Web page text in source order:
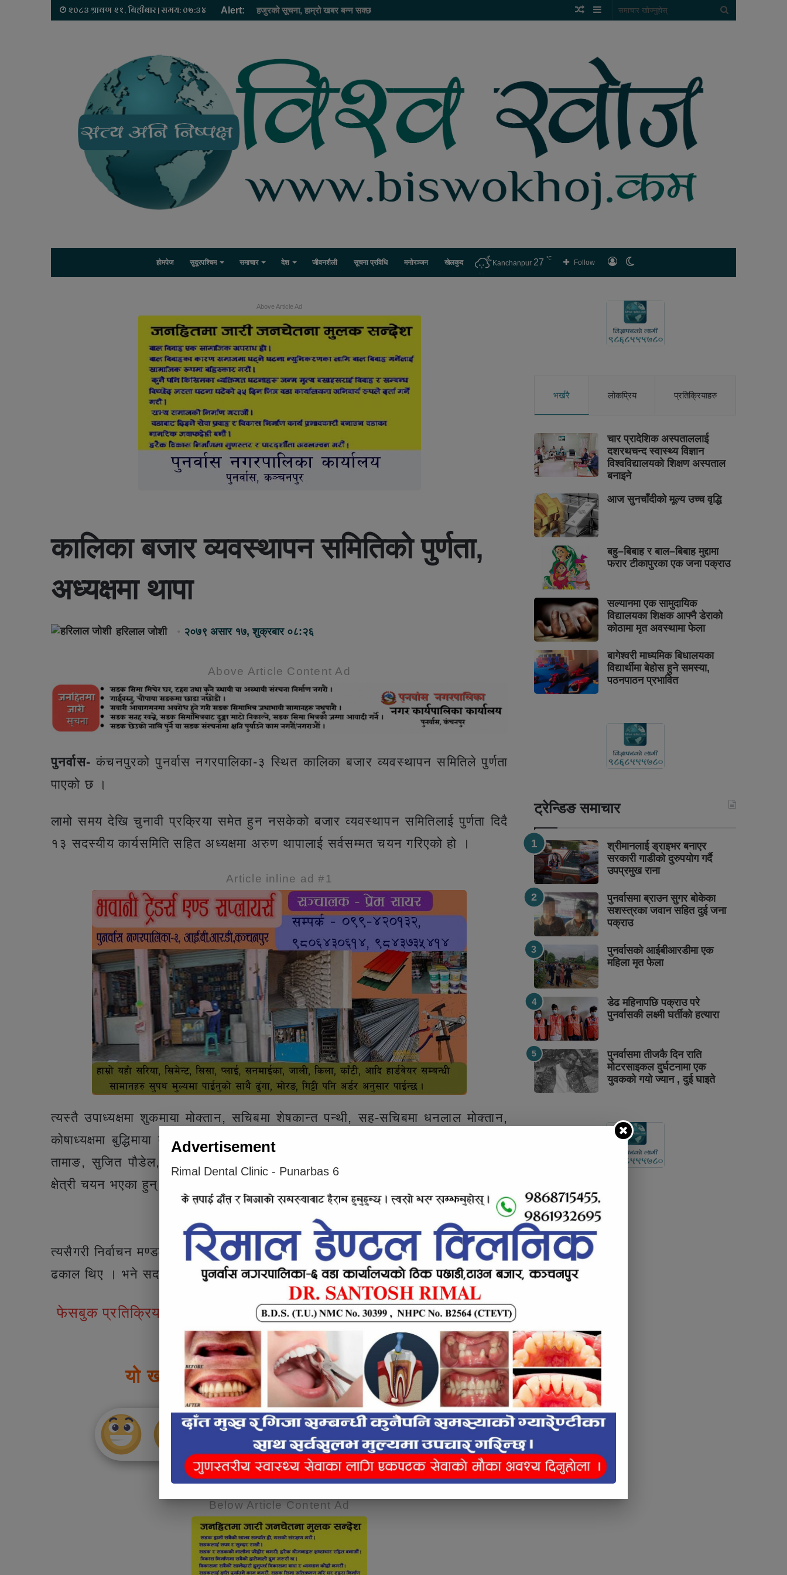
२०८३ श्रावण २१, बिहीबार | समय: ०७:३४ Alert: हजुरको सूचना, हाम्रो खबर बन्न सक्छ Sidebar
Random
होमपेज सुदूरपश्चिम समाचार देश जीवनशैली सूचना प्रविधि मनोरञ्जन खेलकुद लगइन
Follow
Kanchanpur 27 ℃
Above Article Ad
कालिका बजार व्यवस्थापन समितिको पुर्णता,
अध्यक्षमा थापा
हरिलाल जोशी २०७९ असार १७, शुक्रबार ०८:२६
Above Article Content Ad
पुनर्वास- कंचनपुरको पुनर्वास नगरपालिका-३ स्थित कालिका बजार व्यवस्थापन समितिले पुर्णता
पाएको छ ।
लामो समय देखि चुनावी प्रक्रिया समेत हुन नसकेको बजार व्यवस्थापन समितिलाई पुर्णता दिदै
१३ सदस्यीय कार्यसमिति सहित अध्यक्षमा अरुण थापालाई सर्वसम्मत चयन गरिएको हो ।
Article inline ad #1
त्यस्तै उपाध्यक्षमा शुकमाया मोक्तान, सचिबमा शेषकान्त पन्थी, सह-सचिबमा धनलाल मोक्तान,
कोषाध्यक्षमा बुद्धिमाया तामाङ चयन भएका छन् । भने सदस्यहरूमा सरोज पौडेल, रामबहादुर
तामाङ, सुजित पौडेल, कृष्णबहादुर तामाङ, नबिन जैरु, आशिष क्षेत्री, भिम पौडेल र सन्जय
क्षेत्री चयन भएका हुन् ।
Article inline ad #2
त्यसैगरी निर्वाचन मण्डलमा तीन सदस्यीय समिति तय गरिएको थियो । जसमा संयोजक बालकृष्ण
ढकाल थिए । भने सदस्यहरुमा छबिलाल खनिया र सेते बिकलाई जिम्मेवारी दिएको थियो ।
फेसबुक प्रतिक्रियाहरु
यो खबर पढेर तपाईलाई कस्तो महसुस भयो ?
Below Article Content Ad
भर्खरै लोकप्रिय प्रतिक्रियाहरु
चार प्रादेशिक अस्पताललाई
दशरथचन्द स्वास्थ्य विज्ञान
विश्वविद्यालयको शिक्षण अस्पताल
बनाइने
आज सुनचाँदीको मूल्य उच्च वृद्धि
बहु–बिबाह र बाल–बिबाह मुद्दामा
फरार टीकापुरका एक जना पक्राउ
सल्यानमा एक सामुदायिक
विद्यालयका शिक्षक आफ्नै डेराको
कोठामा मृत अवस्थामा फेला
बागेश्वरी माध्यमिक बिधालयका
विद्यार्थीमा बेहोस हुने समस्या,
पठनपाठन प्रभावित
ट्रेन्डिङ समाचार
श्रीमानलाई ड्राइभर बनाएर
सरकारी गाडीको दुरुपयोग गर्दै
उपप्रमुख राना
पुनर्वासमा ब्राउन सुगर बोकेका
सशस्त्रका जवान सहित दुई जना
पक्राउ
पुनर्वासको आईबीआरडीमा एक
महिला मृत फेला
डेढ महिनापछि पक्राउ परे
पुनर्वासकी लक्ष्मी घर्तीको हत्यारा
पुनर्वासमा तीजकै दिन राति
मोटरसाइकल दुर्घटनामा एक
युवकको गयो ज्यान , दुई घाइते
Advertisement
Rimal Dental Clinic - Punarbas 6